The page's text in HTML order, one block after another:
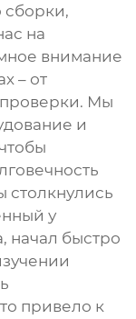
сборки,
на
внимание
– от
Мы
и
столкнулись
у
начал быстро
привело к